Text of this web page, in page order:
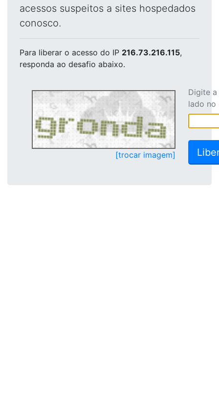
acessos suspeitos a sites hospedados
conosco.
Para liberar o acesso do IP 216.73.216.115,
responda ao desafio abaixo.
[trocar imagem]
Digite
lado no